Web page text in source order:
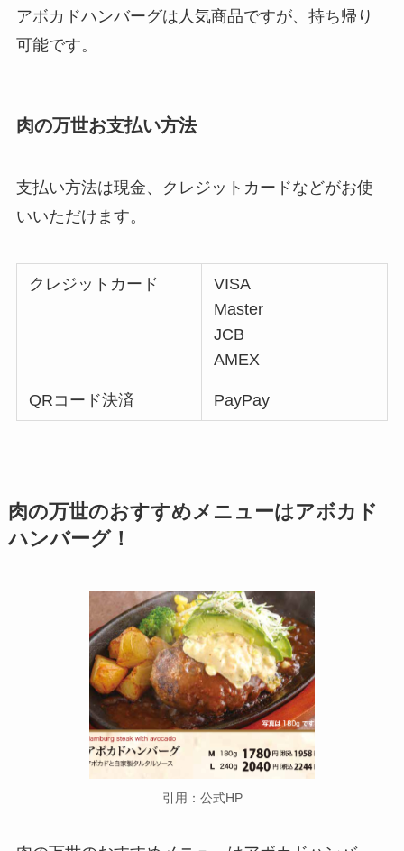
アボカドハンバーグは人気商品ですが、 持ち帰り
可能です。
肉の万世お支払い方法
支払い方法は現金、クレジットカードなどがお使
いいただけます。
クレジットカード
VISA
Master
JCB
AMEX
QRコード決済 PayPay
肉の万世のおすすめメニューはアボカド
ハンバーグ！
引用：公式HP